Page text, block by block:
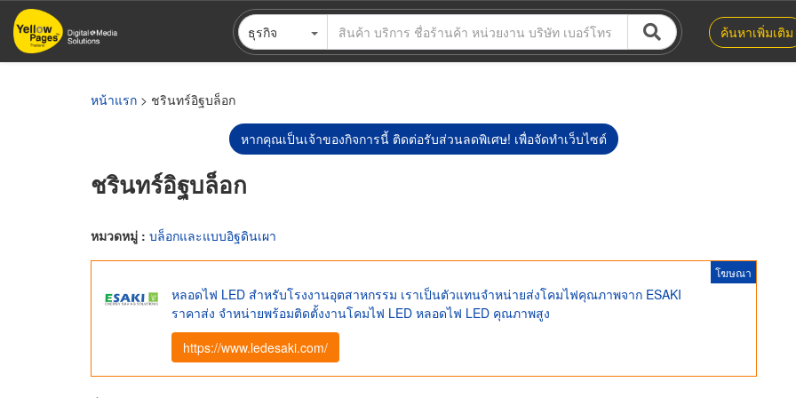
ข้าม
ไป
ธุรกิจ ค้นหาเพิ่มเติม
หน้าแรก > ชรินทร์อิฐบล็อก
หากคุณเป็นเจ้าของกิจการนี้ ติดต่อรับส่วนลดพิเศษ! เพื่อจัดทำเว็บไซต์
ชรินทร์อิฐบล็อก
หมวดหมู่ : บล็อกและแบบอิฐดินเผา
โฆษณา
หลอดไฟ LED สำหรับโรงงานอุตสาหกรรม เราเป็นตัวแทนจำหน่ายส่งโคมไฟคุณภาพจาก ESAKI
ราคาส่ง จำหน่ายพร้อมติดตั้งงานโคมไฟ LED หลอดไฟ LED คุณภาพสูง
https://www.ledesaki.com/